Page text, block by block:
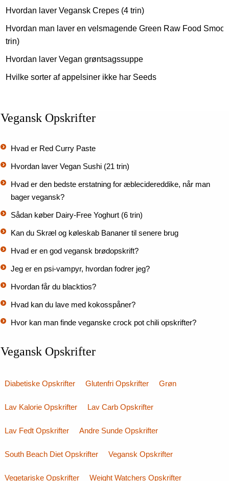
Hvordan laver Vegansk Crepes (4 trin)
Hvordan man laver en velsmagende Green Raw Food
trin)
Hvordan laver Vegan grøntsagssuppe
Hvilke sorter af appelsiner ikke har Seeds
Vegansk Opskrifter
Hvad er Red Curry Paste
Hvordan laver Vegan Sushi (21 trin)
Hvad er den bedste erstatning for æblecidereddike, når man
bager vegansk?
Sådan køber Dairy-Free Yoghurt (6 trin)
Kan du Skræl og køleskab Bananer til senere brug
Hvad er en god vegansk brødopskrift?
Jeg er en psi-vampyr, hvordan fodrer jeg?
Hvordan får du blacktios?
Hvad kan du lave med kokosspåner?
Hvor kan man finde veganske crock pot chili opskrifter?
Vegansk Opskrifter
Diabetiske Opskrifter Glutenfri Opskrifter Grøn
Lav Kalorie Opskrifter Lav Carb Opskrifter
Lav Fedt Opskrifter Andre Sunde Opskrifter
South Beach Diet Opskrifter Vegansk Opskrifter
Vegetariske Opskrifter Weight Watchers Opskrifter